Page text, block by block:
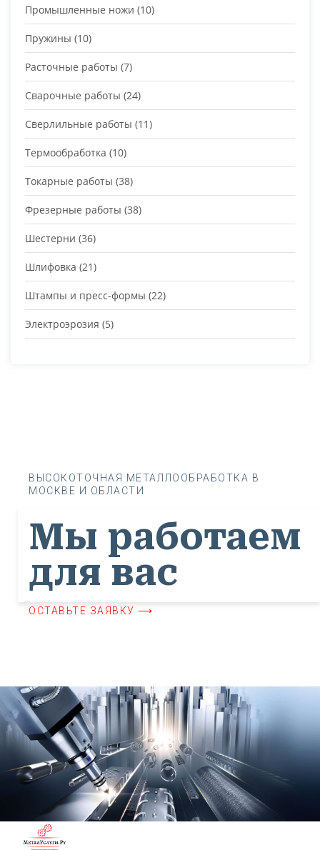
Промышленные ножи (10)
Пружины (10)
Расточные работы (7)
Сварочные работы (24)
Сверлильные работы (11)
Термообработка (10)
Токарные работы (38)
Фрезерные работы (38)
Шестерни (36)
Шлифовка (21)
Штампы и пресс-формы (22)
Электроэрозия (5)
ВЫСОКОТОЧНАЯ МЕТАЛЛООБРАБОТКА В
МОСКВЕ И ОБЛАСТИ
Мы работаем
для вас
ОСТАВЬТЕ ЗАЯВКУ ⟶